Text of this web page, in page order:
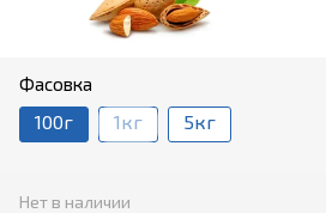
Фасовка
100г 1кг 5кг
Нет в наличии